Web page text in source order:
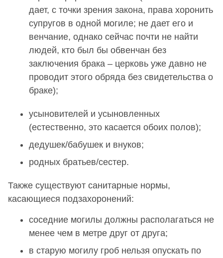
дает, с точки зрения закона, права хоронить
супругов в одной могиле; не дает его и
венчание, однако сейчас почти не найти
людей, кто был бы обвенчан без
заключения брака – церковь уже давно не
проводит этого обряда без свидетельства о
браке);
усыновителей и усыновленных
(естественно, это касается обоих полов);
дедушек/бабушек и внуков;
родных братьев/сестер.
Также существуют санитарные нормы,
касающиеся подзахоронений:
соседние могилы должны располагаться не
менее чем в метре друг от друга;
в старую могилу гроб нельзя опускать по